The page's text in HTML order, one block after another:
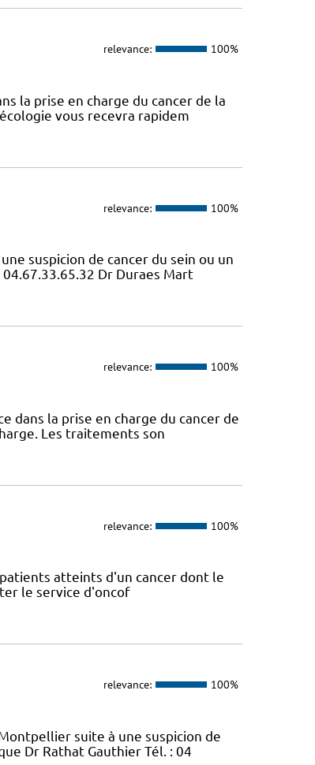
relevance: 100%
la prise en charge du cancer de la
vous recevra rapidem
relevance: 100%
suspicion de cancer du sein ou un
Dr Duraes Mart
relevance: 100%
dans la prise en charge du cancer de
Les traitements son
relevance: 100%
atteints d'un cancer dont le
le service d'oncof
relevance: 100%
suite à une suspicion de
Dr Rathat Gauthier Tél. : 04